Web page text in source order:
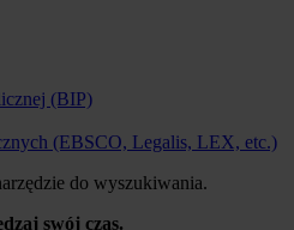
(BIP)
(EBSCO, Legalis, LEX, etc.)
do wyszukiwania.
swój czas.